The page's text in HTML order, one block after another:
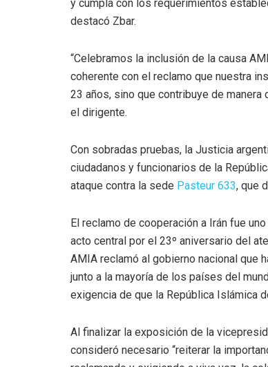
y cumpla con los requerimientos
destacó Zbar.
“Celebramos la inclusión de la causa
coherente con el reclamo que nuestra
23 años, sino que contribuye de manera
el dirigente.
Con sobradas pruebas, la Justicia
ciudadanos y funcionarios de la
ataque contra la sede Pasteur 633, que
El reclamo de cooperación a Irán fue
acto central por el 23º aniversario del
AMIA reclamó al gobierno nacional que
junto a la mayoría de los países del
exigencia de que la República Islámica
Al finalizar la exposición de la
consideró necesario “reiterar la